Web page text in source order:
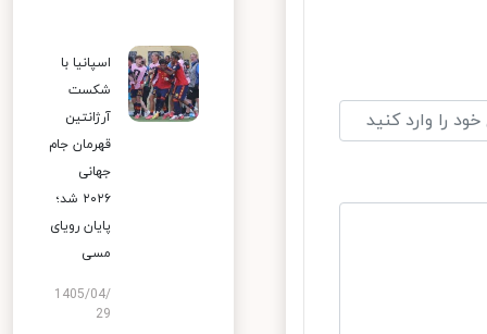
اسپانیا با
شکست
آرژانتین
قهرمان جام
جهانی
۲۰۲۶ شد؛
پایان رویای
مسی
1405/04/
29